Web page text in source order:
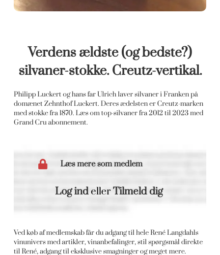
Verdens ældste (og bedste?)
silvaner-stokke. Creutz-vertikal.
Philipp Luckert og hans far Ulrich laver silvaner i Franken på
domænet Zehnthof Luckert. Deres ædelsten er Creutz-marken
med stokke fra 1870. Læs om top-silvaner fra 2012 til 2023 med
Grand Cru abonnement.
Læs mere som medlem
Log indellerTilmeld dig
Ved køb af medlemskab får du adgang til hele René Langdahls
vinunivers med artikler, vinanbefalinger, stil spørgsmål direkte
til René, adgang til eksklusive smagninger og meget mere.